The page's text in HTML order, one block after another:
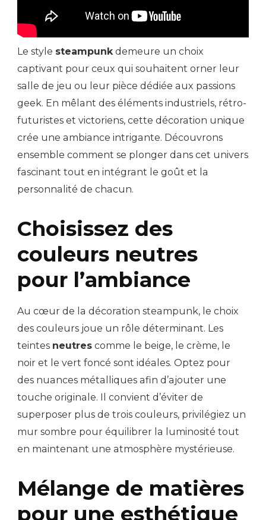
Le style steampunk demeure un choix
captivant pour ceux qui souhaitent orner leur
salle de jeu ou leur pièce dédiée aux passions
geek. En mêlant des éléments industriels, rétro-
futuristes et victoriens, cette décoration unique
crée une ambiance intrigante. Découvrons
ensemble comment se plonger dans cet univers
fascinant tout en intégrant le goût et la
personnalité de chacun.
Choisissez des
couleurs neutres
pour l’ambiance
Au cœur de la décoration steampunk, le choix
des couleurs joue un rôle déterminant. Les
teintes neutres comme le beige, le crème, le
noir et le vert foncé sont idéales. Optez pour
des nuances métalliques afin d’ajouter une
touche originale. Il convient d’éviter de
superposer plus de trois couleurs, privilégiez un
mur sombre pour équilibrer la luminosité tout
en maintenant une atmosphère mystérieuse.
Mélange de matières
pour une esthétique